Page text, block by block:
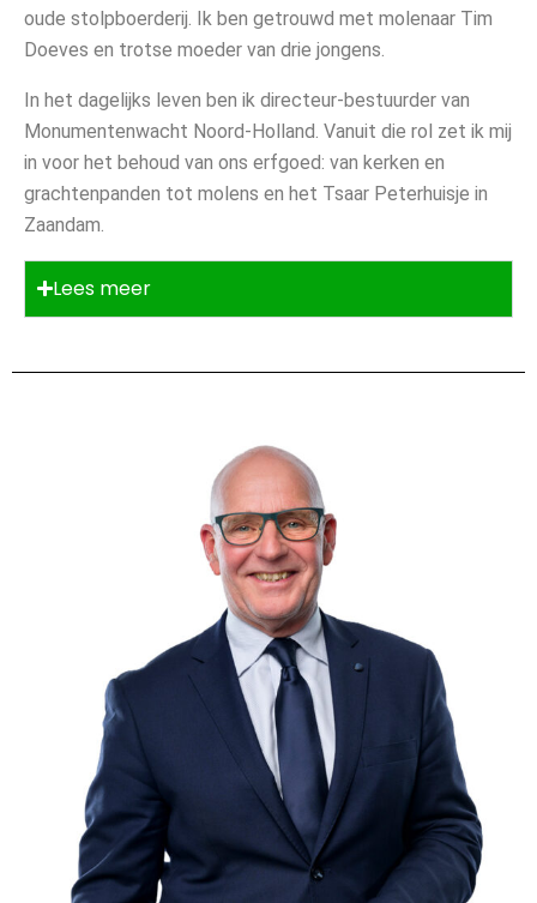
oude stolpboerderij. Ik ben getrouwd met molenaar Tim
Doeves en trotse moeder van drie jongens.
In het dagelijks leven ben ik directeur-bestuurder van
Monumentenwacht Noord-Holland. Vanuit die rol zet ik mij
in voor het behoud van ons erfgoed: van kerken en
grachtenpanden tot molens en het Tsaar Peterhuisje in
Zaandam.
Lees meer